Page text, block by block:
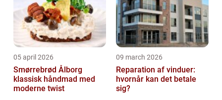
05 april 2026
Smørrebrød Ålborg
klassisk håndmad med
moderne twist
09 march 2026
Reparation af vinduer:
hvornår kan det betale
sig?